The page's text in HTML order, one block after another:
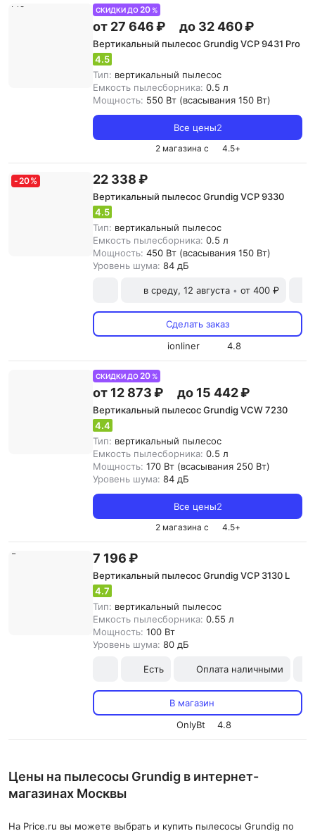
СКИДКИ ДО20 %
от 27 646 ₽ до 32 460 ₽
Вертикальный пылесос Grundig VCP 9431 Pro
4.5
Тип: вертикальный пылесос
Емкость пылесборника: 0.5 л
Мощность: 550 Вт (всасывания 150 Вт)
Все цены2
2 магазина с 4.5+
-20% 22 338 ₽
Вертикальный пылесос Grundig VCP 9330
4.5
Тип: вертикальный пылесос
Емкость пылесборника: 0.5 л
Мощность: 450 Вт (всасывания 150 Вт)
Уровень шума: 84 дБ
в среду, 12 августа • от 400 ₽
Сделать заказ
ionliner
4.8
СКИДКИ ДО20 %
от 12 873 ₽ до 15 442 ₽
Вертикальный пылесос Grundig VCW 7230
4.4
Тип: вертикальный пылесос
Емкость пылесборника: 0.5 л
Мощность: 170 Вт (всасывания 250 Вт)
Уровень шума: 84 дБ
Все цены2
2 магазина с 4.5+
7 196 ₽
Вертикальный пылесос Grundig VCP 3130 L
4.7
Тип: вертикальный пылесос
Емкость пылесборника: 0.55 л
Мощность: 100 Вт
Уровень шума: 80 дБ
Есть Оплата наличными
В магазин
OnlyBt
4.8
Цены на пылесосы Grundig в интернет-
магазинах Москвы
На Price.ru вы можете выбрать и купить пылесосы Grundig по